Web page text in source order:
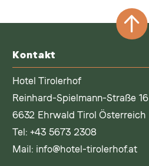
Kontakt
Hotel Tirolerhof
Reinhard-Spielmann-Straße 16
6632 Ehrwald Tirol Österreich
Tel:+43 5673 2308
Mail: info@hotel-tirolerhof.at